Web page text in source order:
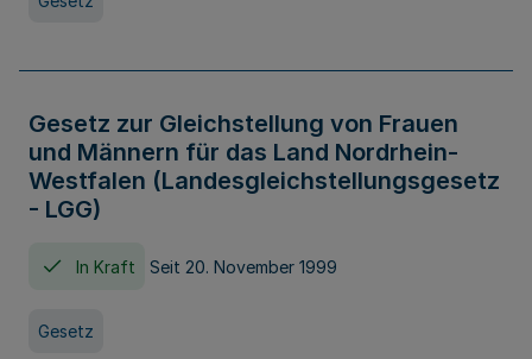
Gesetz zur Gleichstellung von Frauen
und Männern für das Land Nordrhein-
Westfalen (Landesgleichstellungsgesetz
- LGG)
In Kraft Seit 20. November 1999
Gesetz